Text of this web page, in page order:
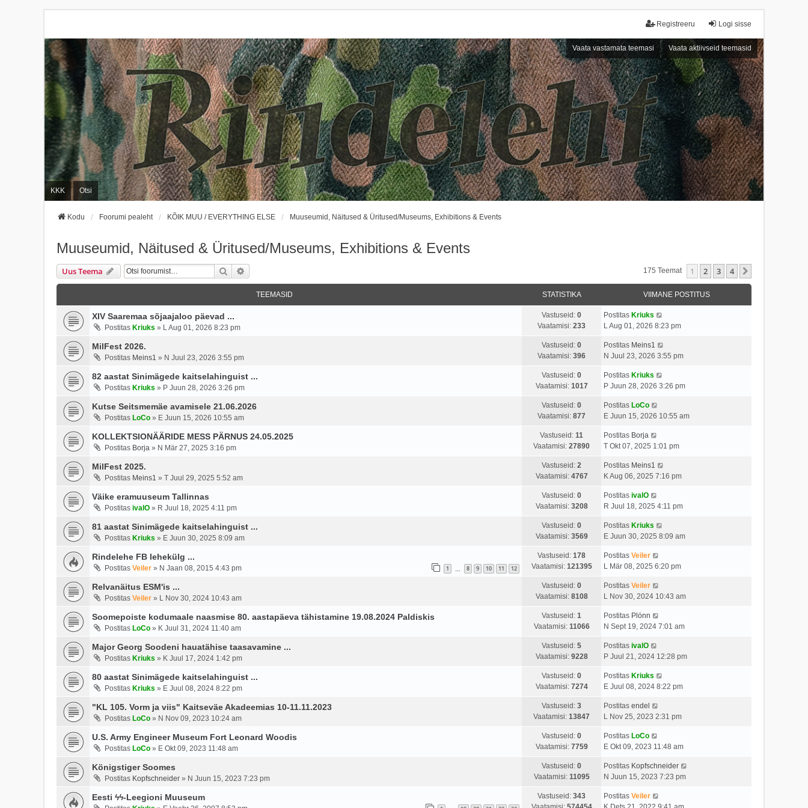
Logi sisse
Registreeru
Vaata vastamata teemasi Vaata aktiivseid teemasid
KKK Otsi
Kodu Foorumi pealeht KÕIK MUU / EVERYTHING ELSE Muuseumid, Näitused & Üritused/Museums, Exhibitions & Events
Muuseumid, Näitused & Üritused/Museums, Exhibitions & Events
Uus Teema Otsi 175 Teemat 1 2 3 4
TEEMASID STATISTIKA VIIMANE POSTITUS
XIV Saaremaa sõjaajaloo päevad ...
Postitas Kriuks » L Aug 01, 2026 8:23 pm
Vastuseid: 0
Vaatamisi: 233
Postitas Kriuks
L Aug 01, 2026 8:23 pm
MilFest 2026.
Postitas Meins1 » N Juul 23, 2026 3:55 pm
Vastuseid: 0
Vaatamisi: 396
Postitas Meins1
N Juul 23, 2026 3:55 pm
82 aastat Sinimägede kaitselahinguist ...
Postitas Kriuks » P Juun 28, 2026 3:26 pm
Vastuseid: 0
Vaatamisi: 1017
Postitas Kriuks
P Juun 28, 2026 3:26 pm
Kutse Seitsmemäe avamisele 21.06.2026
Postitas LoCo » E Juun 15, 2026 10:55 am
Vastuseid: 0
Vaatamisi: 877
Postitas LoCo
E Juun 15, 2026 10:55 am
KOLLEKTSIONÄÄRIDE MESS PÄRNUS 24.05.2025
Postitas Borja » N Mär 27, 2025 3:16 pm
Vastuseid: 11
Vaatamisi: 27890
Postitas Borja
T Okt 07, 2025 1:01 pm
MilFest 2025.
Postitas Meins1 » T Juul 29, 2025 5:52 am
Vastuseid: 2
Vaatamisi: 4767
Postitas Meins1
K Aug 06, 2025 7:16 pm
Väike eramuuseum Tallinnas
Postitas ivalO » R Juul 18, 2025 4:11 pm
Vastuseid: 0
Vaatamisi: 3208
Postitas ivalO
R Juul 18, 2025 4:11 pm
81 aastat Sinimägede kaitselahinguist ...
Postitas Kriuks » E Juun 30, 2025 8:09 am
Vastuseid: 0
Vaatamisi: 3569
Postitas Kriuks
E Juun 30, 2025 8:09 am
Rindelehe FB lehekülg ...
Postitas Veiler » N Jaan 08, 2015 4:43 pm 1 8 9 10 11 12
Vastuseid: 178
Vaatamisi: 121395
Postitas Veiler
L Mär 08, 2025 6:20 pm
Relvanäitus ESM'is ...
Postitas Veiler » L Nov 30, 2024 10:43 am
Vastuseid: 0
Vaatamisi: 8108
Postitas Veiler
L Nov 30, 2024 10:43 am
Soomepoiste kodumaale naasmise 80. aastapäeva tähistamine 19.08.2024 Paldiskis
Postitas LoCo » K Juul 31, 2024 11:40 am
Vastuseid: 1
Vaatamisi: 11066
Postitas Plönn
N Sept 19, 2024 7:01 am
Major Georg Soodeni hauatähise taasavamine ...
Postitas Kriuks » K Juul 17, 2024 1:42 pm
Vastuseid: 5
Vaatamisi: 9228
Postitas ivalO
P Juul 21, 2024 12:28 pm
80 aastat Sinimägede kaitselahinguist ...
Postitas Kriuks » E Juul 08, 2024 8:22 pm
Vastuseid: 0
Vaatamisi: 7274
Postitas Kriuks
E Juul 08, 2024 8:22 pm
"KL 105. Vorm ja viis" Kaitseväe Akadeemias 10-11.11.2023
Postitas LoCo » N Nov 09, 2023 10:24 am
Vastuseid: 3
Vaatamisi: 13847
Postitas endel
L Nov 25, 2023 2:31 pm
U.S. Army Engineer Museum Fort Leonard Woodis
Postitas LoCo » E Okt 09, 2023 11:48 am
Vastuseid: 0
Vaatamisi: 7759
Postitas LoCo
E Okt 09, 2023 11:48 am
Königstiger Soomes
Postitas Kopfschneider » N Juun 15, 2023 7:23 pm
Vastuseid: 0
Vaatamisi: 11095
Postitas Kopfschneider
N Juun 15, 2023 7:23 pm
Eesti ϟϟ-Leegioni Muuseum Vastuseid: 343
Postitas Veiler